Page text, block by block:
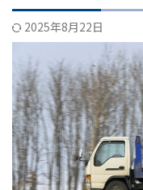
2025年8月22日